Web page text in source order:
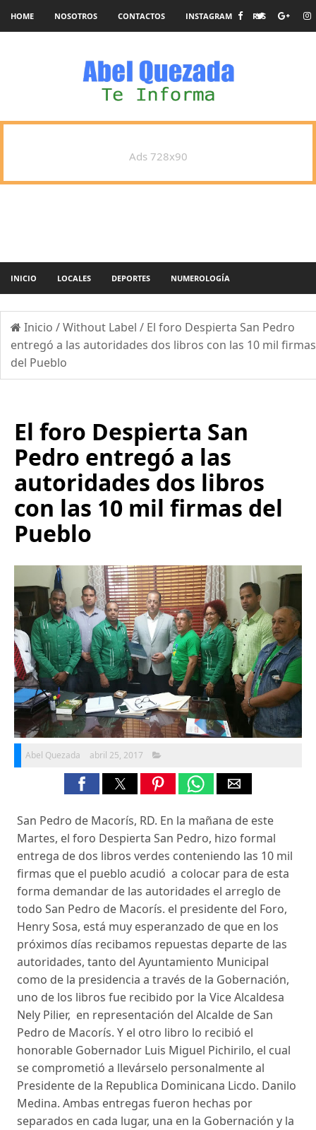
HOME NOSOTROS CONTACTOS INSTAGRAM RSS
Ads 728x90
INICIO LOCALES DEPORTES NUMEROLOGÍA
Inicio /Without Label / El foro Despierta San Pedro
entregó a las autoridades dos libros con las 10 mil firmas
del Pueblo
El foro Despierta San
Pedro entregó a las
autoridades dos libros
con las 10 mil firmas del
Pueblo
Abel Quezada abril 25, 2017
San Pedro de Macorís, RD. En la mañana de este
Martes, el foro Despierta San Pedro, hizo formal
entrega de dos libros verdes conteniendo las 10 mil
firmas que el pueblo acudió a colocar para de esta
forma demandar de las autoridades el arreglo de
todo San Pedro de Macorís. el presidente del Foro,
Henry Sosa, está muy esperanzado de que en los
próximos días recibamos repuestas departe de las
autoridades, tanto del Ayuntamiento Municipal
como de la presidencia a través de la Gobernación,
uno de los libros fue recibido por la Vice Alcaldesa
Nely Pilier, en representación del Alcalde de San
Pedro de Macorís. Y el otro libro lo recibió el
honorable Gobernador Luis Miguel Pichirilo, el cual
se comprometió a llevárselo personalmente al
Presidente de la Republica Dominicana Licdo. Danilo
Medina. Ambas entregas fueron hechas por
separados en cada lugar, una en la Gobernación y la